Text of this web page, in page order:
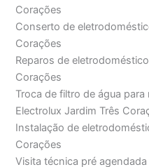
Corações
Conserto de
Corações
Reparos de
Corações
Troca de filtro de água
Electrolux Jardim Três
Instalação de
Corações
Visita técnica pré